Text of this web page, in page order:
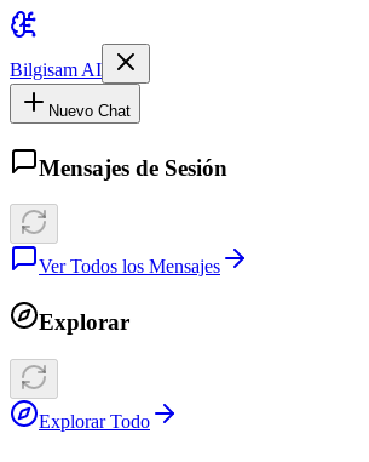
Bilgisam AI
Nuevo Chat
Mensajes de Sesión
Ver Todos los Mensajes
Explorar
Explorar Todo